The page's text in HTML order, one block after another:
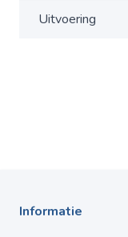
Uitvoering
Informatie